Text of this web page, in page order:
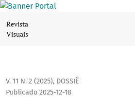
Revista
Visuais
V. 11 N. 2 (2025), DOSSIÊ
Publicado 2025-12-18